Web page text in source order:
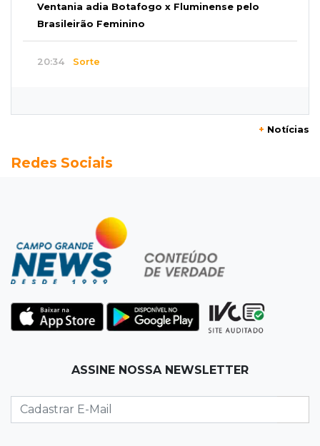
Ventania adia Botafogo x Fluminense pelo
Brasileirão Feminino
20:34 Sorte
Fiscalização apreende remédios de farmácia
São Gabriel do Oeste
Suspeitos de ocupar avião interceptado pela
FAB morrem em confronto
Dólar comercial cai 0,46% e encerra semana
cotado a R$ 5,08
95º caso
após reagir à abordagem policial
+ Notícias
Redes Sociais
ASSINE NOSSA NEWSLETTER